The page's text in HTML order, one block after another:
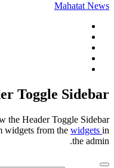
Mahatat News
Toggle Sidebar
the Header Toggle Sidebar
widgets from the widgets in
the admin.